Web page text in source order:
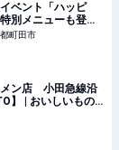
ベント「ハッピ
別メニューも登場 |
町田市
メン店 小田急線沿
】 | おいしいもの